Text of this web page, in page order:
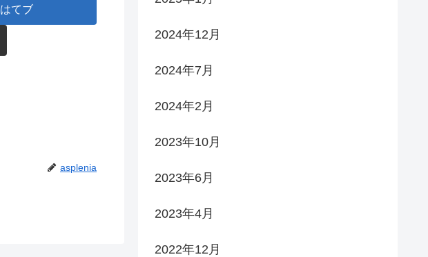
はてブ
asplenia
2024年12月
2024年7月
2024年2月
2023年10月
2023年6月
2023年4月
2022年12月